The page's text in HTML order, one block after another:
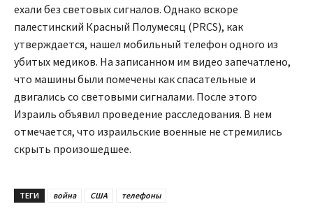
ехали без световых сигналов. Однако вскоре
палестинский Красный Полумесяц (PRCS), как
утверждается, нашел мобильный телефон одного из
убитых медиков. На записанном им видео запечатлено,
что машины были помечены как спасательные и
двигались со световыми сигналами. После этого
Израиль объявил проведение расследования. В нем
отмечается, что израильские военные не стремились
скрыть произошедшее.
ТЕГИ война США телефоны